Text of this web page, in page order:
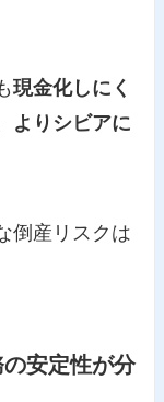
現金化しにく
よりシビアに
倒産リスクは
安定性が分